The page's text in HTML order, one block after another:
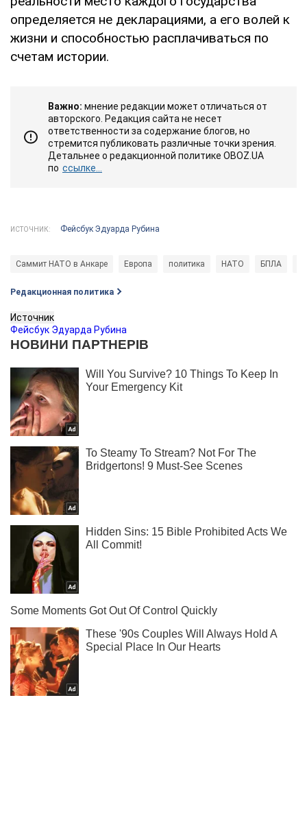
определяется не декларациями, а его волей к
жизни и способностью расплачиваться по
счетам истории.
Важно: мнение редакции может отличаться от
авторского. Редакция сайта не несет
ответственности за содержание блогов, но
стремится публиковать различные точки зрения.
Детальнее о редакционной политике OBOZ.UA
по ссылке...
ИСТОЧНИК: Фейсбук Эдуарда Рубина
Саммит НАТО в Анкаре Европа политика НАТО БПЛА
Редакционная политика
Источник
Фейсбук Эдуарда Рубина